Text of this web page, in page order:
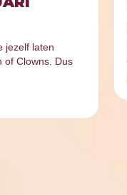
jezelf laten
of Clowns. Dus